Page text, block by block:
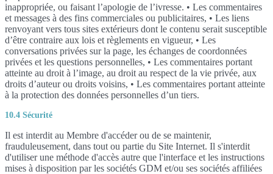
inappropriée, ou faisant l’apologie de l’ivresse. • Les commentaires
et messages à des fins commerciales ou publicitaires, • Les liens
renvoyant vers tous sites extérieurs dont le contenu serait susceptible
d’être contraire aux lois et règlements en vigueur, • Les
conversations privées sur la page, les échanges de coordonnées
privées et les questions personnelles, • Les commentaires portant
atteinte au droit à l’image, au droit au respect de la vie privée, aux
droits d’auteur ou droits voisins, • Les commentaires portant atteinte
à la protection des données personnelles d’un tiers.
10.4 Sécurité
Il est interdit au Membre d'accéder ou de se maintenir,
frauduleusement, dans tout ou partie du Site Internet. Il s'interdit
d'utiliser une méthode d'accès autre que l'interface et les instructions
mises à disposition par les sociétés GDM et/ou ses sociétés affiliées